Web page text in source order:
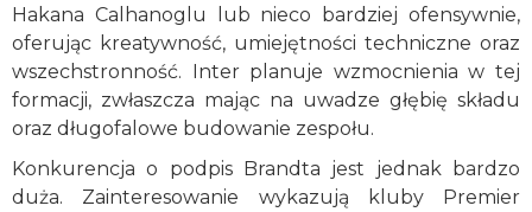
Hakana Calhanoglu lub nieco bardziej ofensywnie,
oferując kreatywność, umiejętności techniczne oraz
wszechstronność. Inter planuje wzmocnienia w tej
formacji, zwłaszcza mając na uwadze głębię składu
oraz długofalowe budowanie zespołu.
Konkurencja o podpis Brandta jest jednak bardzo
duża. Zainteresowanie wykazują kluby Premier